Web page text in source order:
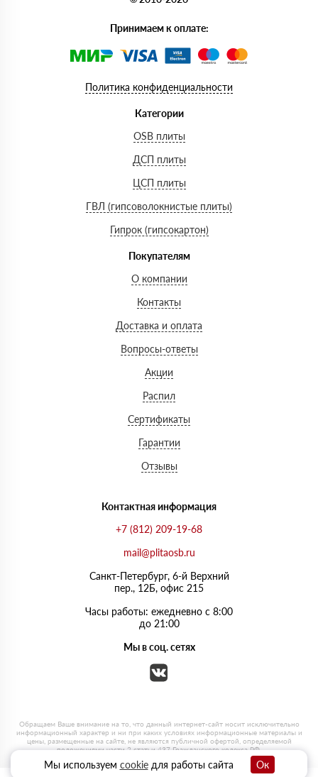
Принимаем к оплате:
Политика конфиденциальности
Категории
OSB плиты
ДСП плиты
ЦСП плиты
ГВЛ (гипсоволокнистые плиты)
Гипрок (гипсокартон)
Покупателям
О компании
Контакты
Доставка и оплата
Вопросы-ответы
Акции
Распил
Сертификаты
Гарантии
Отзывы
Контактная информация
+7 (812) 209-19-68
mail@plitaosb.ru
Санкт-Петербург, 6-й Верхний
пер., 12Б, офис 215
Часы работы: ежедневно с 8:00
до 21:00
Мы в соц. сетях
Мы используем cookieдля работы сайта Ок